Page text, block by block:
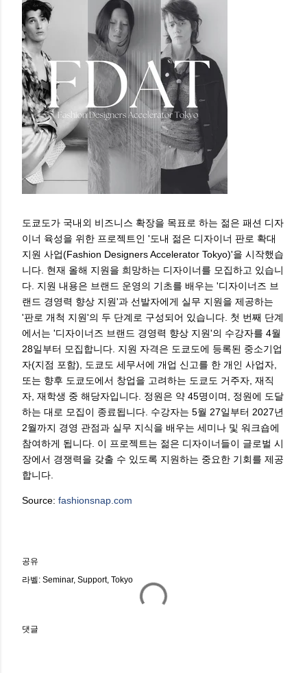
도쿄도가 국내외 비즈니스 확장을 목표로 하는 젊은 패션 디자
이너 육성을 위한 프로젝트인 '도내 젊은 디자이너 판로 확대
지원 사업(Fashion Designers Accelerator Tokyo)'을 시작했습
니다. 현재 올해 지원을 희망하는 디자이너를 모집하고 있습니
다. 지원 내용은 브랜드 운영의 기초를 배우는 '디자이너즈 브
랜드 경영력 향상 지원'과 선발자에게 실무 지원을 제공하는
'판로 개척 지원'의 두 단계로 구성되어 있습니다. 첫 번째 단계
에서는 '디자이너즈 브랜드 경영력 향상 지원'의 수강자를 4월
28일부터 모집합니다. 지원 자격은 도쿄도에 등록된 중소기업
자(지점 포함), 도쿄도 세무서에 개업 신고를 한 개인 사업자,
또는 향후 도쿄도에서 창업을 고려하는 도쿄도 거주자, 재직
자, 재학생 중 해당자입니다. 정원은 약 45명이며, 정원에 도달
하는 대로 모집이 종료됩니다. 수강자는 5월 27일부터 2027년
2월까지 경영 관점과 실무 지식을 배우는 세미나 및 워크숍에
참여하게 됩니다. 이 프로젝트는 젊은 디자이너들이 글로벌 시
장에서 경쟁력을 갖출 수 있도록 지원하는 중요한 기회를 제공
합니다.
Source: fashionsnap.com
공유
라벨: Seminar Support Tokyo
댓글